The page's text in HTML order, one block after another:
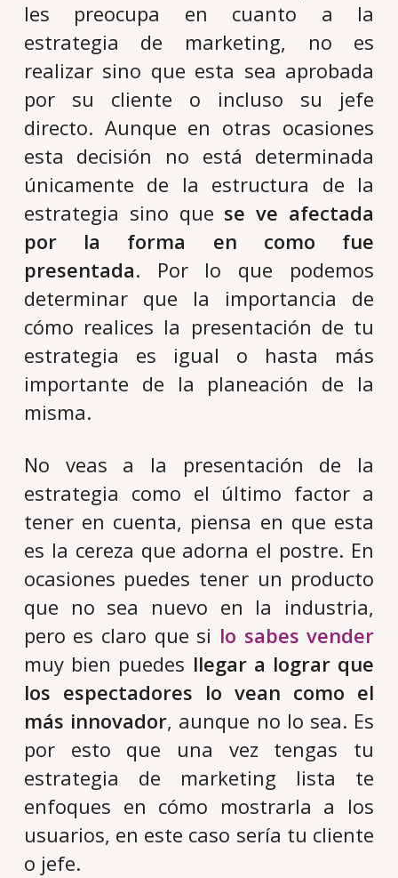
les preocupa en cuanto a la
estrategia de marketing, no es
realizar sino que esta sea aprobada
por su cliente o incluso su jefe
directo. Aunque en otras ocasiones
esta decisión no está determinada
únicamente de la estructura de la
estrategia sino que se ve afectada
por la forma en como fue
presentada. Por lo que podemos
determinar que la importancia de
cómo realices la presentación de tu
estrategia es igual o hasta más
importante de la planeación de la
misma.
No veas a la presentación de la
estrategia como el último factor a
tener en cuenta, piensa en que esta
es la cereza que adorna el postre. En
ocasiones puedes tener un producto
que no sea nuevo en la industria,
pero es claro que si lo sabes vender
muy bien puedes llegar a lograr que
los espectadores lo vean como el
más innovador, aunque no lo sea. Es
por esto que una vez tengas tu
estrategia de marketing lista te
enfoques en cómo mostrarla a los
usuarios, en este caso sería tu cliente
o jefe.